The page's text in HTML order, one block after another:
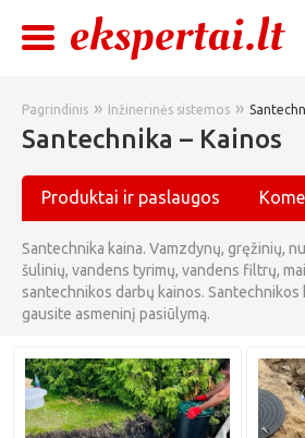
Pagrindinis » Inžinerinės sistemos »
Santechnika – Kainos
Produktai ir paslaugos
Santechnika kaina. Vamzdynų, gręžinių,
šulinių, vandens tyrimų, vandens filtrų,
santechnikos darbų kainos. Santechnikos
gausite asmeninį pasiūlymą.